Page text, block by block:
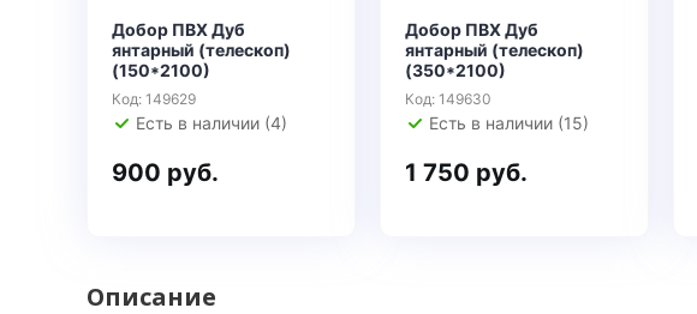
Добор ПВХ Дуб
янтарный (телескоп)
(150*2100)
Код: 149629
Есть в наличии (4)
900 руб.
Добор ПВХ Дуб
янтарный (телескоп)
(350*2100)
Код: 149630
Есть в наличии (15)
1 750 руб.
Описание